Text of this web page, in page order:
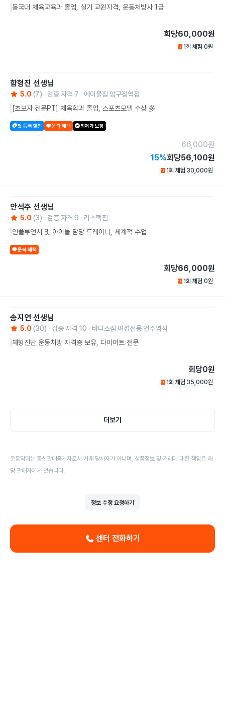
동국대 체육교육과 졸업, 실기 교원자격, 운동처방사 1급
회당60,000원
1회 체험 0원
함형진 선생님
5.0 (7) 검증 자격 7
에이블짐 압구정역점
[초보자 전문PT] 체육학과 졸업, 스포츠모델 수상 多
첫 등록 할인 운닥 혜택 최저가 보장
66,000원
15%회당56,100원
1회 체험 30,000원
안석주 선생님
5.0 (3) 검증 자격 9
리스펙짐
인플루언서 및 아이돌 담당 트레이너, 체계적 수업
운닥 혜택
회당66,000원
1회 체험 0원
송지연 선생님
5.0 (30) 검증 자격 10
바디스짐 여성전용 언주역점
체형진단 운동처방 자격증 보유, 다이어트 전문
회당0원
1회 체험 35,000원
더보기
운동닥터는 통신판매중개자로서 거래 당사자가 아니며, 상품정보 및 거래에 대한 책임은 해
당 판매자에게 있습니다.
정보 수정 요청하기
센터 전화하기